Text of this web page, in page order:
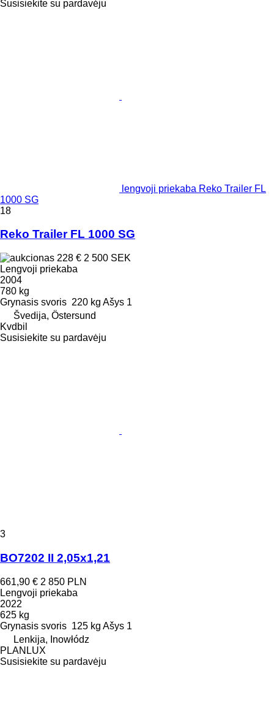
Susisiekite su pardavėju
lengvoji priekaba Reko Trailer FL
1000 SG
18
Reko Trailer FL 1000 SG
228 € 2 500 SEK
Lengvoji priekaba
2004
780 kg
Grynasis svoris 220 kg Ašys 1
Švedija, Östersund
Kvdbil
Susisiekite su pardavėju
3
BO7202 II 2,05x1,21
661,90 € 2 850 PLN
Lengvoji priekaba
2022
625 kg
Grynasis svoris 125 kg Ašys 1
Lenkija, Inowłódz
PLANLUX
Susisiekite su pardavėju